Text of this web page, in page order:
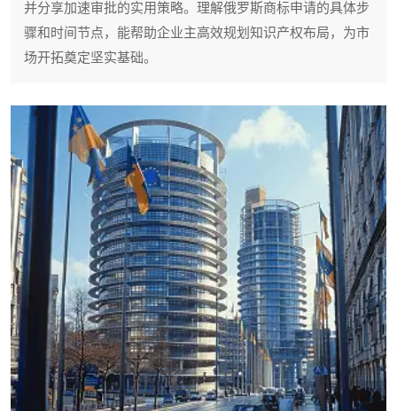
并分享加速审批的实用策略。理解俄罗斯商标申请的具体步
骤和时间节点，能帮助企业主高效规划知识产权布局，为市
场开拓奠定坚实基础。